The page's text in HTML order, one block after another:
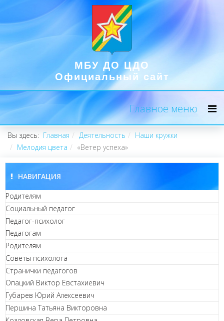
МБУ ДО ЦДО
Официальный сайт
Главное меню
Вы здесь: Главная Деятельность
Наши кружки
Мелодия цвета
«Ветер успеха»
НАВИГАЦИЯ
Родителям
Социальный педагог
Педагог-психолог
Педагогам
Родителям
Советы психолога
Странички педагогов
Опацкий Виктор Евстахиевич
Губарев Юрий Алексеевич
Першина Татьяна Викторовна